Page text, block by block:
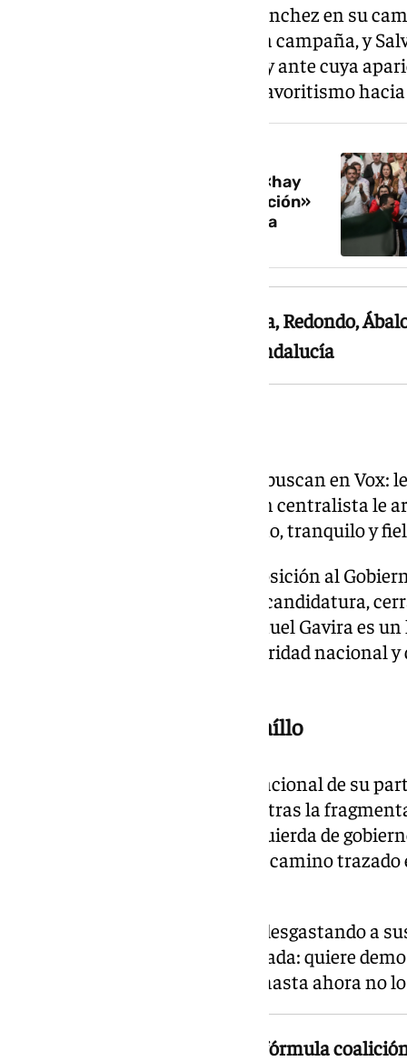
Cuanta más presencia tenga Sánchez en su
Zapatero, con presencia ya en la campaña, y
Despeñaperros para arroparla, y ante cuya
gestión frente a las críticas de favoritismo
Sánchez y Montero creen que «hay
partido» y llaman a la «movilización»
para las elecciones en Andalucía
Montero ha sobrevivido a Lastra, Redondo,
exponente del sanchismo en Andalucía
Gavira es el fiel reflejo de lo que buscan en
fisuras. Ya en 2022 una decisión centralista le
de Macarena Olona, y el gaditano, tranquilo y
Lleva cuatro años haciendo oposición al
duro y se le ha premiado con la candidatura,
paracaidistas de la capital. Manuel Gavira es
primer debate lo demostró: prioridad nacional
La apuesta arriesgada de Maíllo
Maíllo es en sí mismo el líder nacional de su
espacio, que sigue descabezado tras la
En campaña reivindica una izquierda de
con los socialistas, siguiendo el camino
Ambas experiencias acabaron desgastando a
a Maíllo en una apuesta arriesgada: quiere
funcionar en Andalucía donde hasta ahora no
Maíllo quiere demostrar que la fórmula